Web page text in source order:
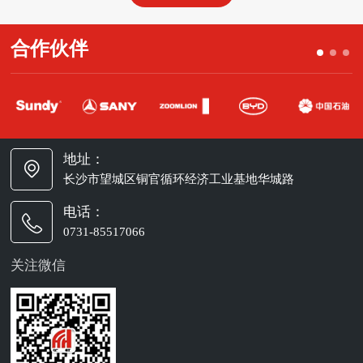
合作伙伴
地址：
长沙市望城区铜官循环经济工业基地华城路
电话：
0731-85517066
关注微信